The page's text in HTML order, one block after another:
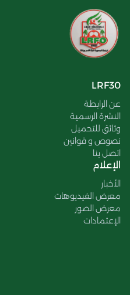
LRF30
عن الرابطة
النشرة الرسمية
وثائق للتحميل
نصوص و قوانين
اتصل بنا
الإعلام
الأخبار
معرض الفيديوهات
معرض الصور
الإعتمادات